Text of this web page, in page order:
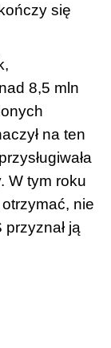
się
8,5 mln
na ten
W tym roku
otrzymać, nie
ją